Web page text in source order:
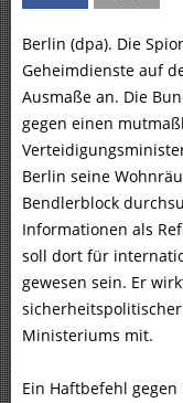
Berlin (dpa). Die
Geheimdienste auf
Ausmaße an. Die
gegen einen
Berlin seine
Bendlerblock
Informationen als
soll dort für
gewesen sein. Er
Ministeriums mit.
Ein Haftbefehl